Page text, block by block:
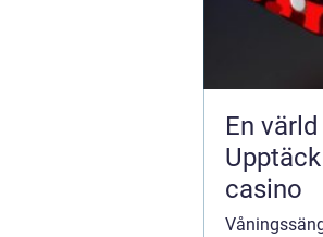
En
casino